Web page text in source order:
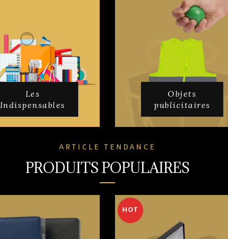
Les
Indispensables
Objets
publicitaires
ARTICLE TENDANCE
PRODUITS POPULAIRES
HOT